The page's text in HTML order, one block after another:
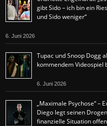
gibt Sido – ich bin ein
und Sido weniger“
6. Juni 2026
Tupac und Snoop Dogg
kommendem Videospiel
6. Juni 2026
„Maximale Psychose“ –
Diego legt seinen
finanzielle Situation offen